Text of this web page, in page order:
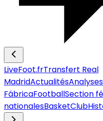
LiveFoot.frTransfert Real
MadridActualitésAnalyses
FábricaFootballSection
nationalesBasketClub